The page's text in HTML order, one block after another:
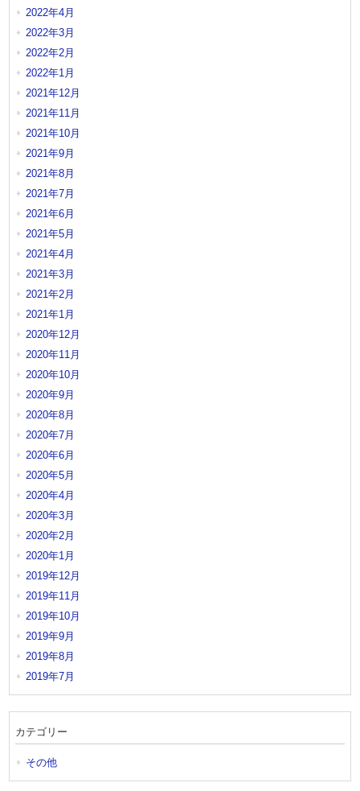
2022年4月
2022年3月
2022年2月
2022年1月
2021年12月
2021年11月
2021年10月
2021年9月
2021年8月
2021年7月
2021年6月
2021年5月
2021年4月
2021年3月
2021年2月
2021年1月
2020年12月
2020年11月
2020年10月
2020年9月
2020年8月
2020年7月
2020年6月
2020年5月
2020年4月
2020年3月
2020年2月
2020年1月
2019年12月
2019年11月
2019年10月
2019年9月
2019年8月
2019年7月
カテゴリー
その他